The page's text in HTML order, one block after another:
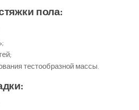
пола:
тестообразной массы.